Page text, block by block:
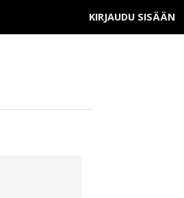
KIRJAUDU SISÄÄN